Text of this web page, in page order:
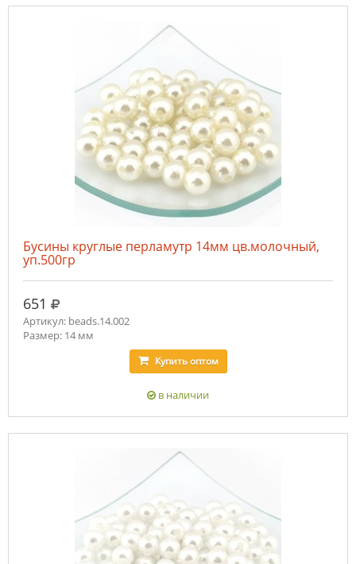
Бусины круглые перламутр 14мм цв.молочный,
уп.500гр
651 руб.
Артикул: beads.14.002
Размер: 14 мм
Купитьоптом
в наличии